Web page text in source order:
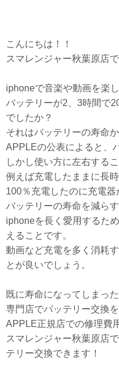
こんにちは！！
スマレンジャー秋葉原店
iphoneで音楽や動画を楽
バッテリーが2、3時間で
でしたか？
それはバッテリーの寿命
APPLEの公表によると、
しかし使い方に左右する
例えば充電したままに長時
100％充電したのに充電器
バッテリーの寿命を減らす
iphoneを長く愛用するた
えることです。
動画など充電を多く消耗
とが良いでしょう。
既に寿命になってしまった
専門店でバッテリー交換
APPLE正規店での修理費
スマレンジャー秋葉原店
テリー交換できます！